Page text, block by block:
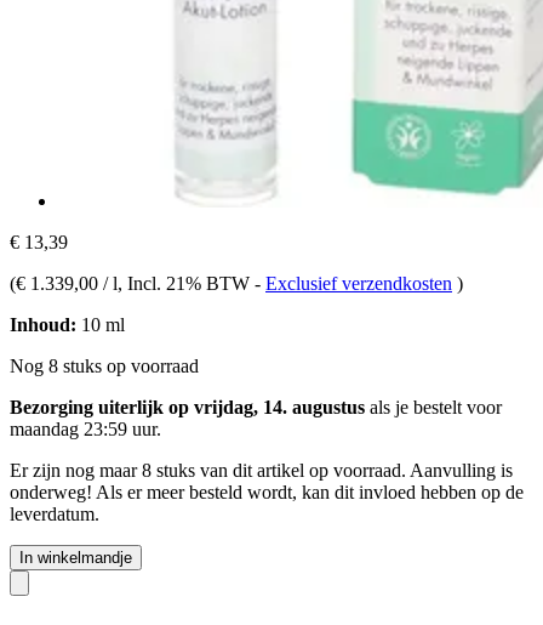
€ 13,39
(€ 1.339,00 / l, Incl. 21% BTW - Exclusief verzendkosten )
Inhoud: 10 ml
Nog 8 stuks op voorraad
Bezorging uiterlijk op vrijdag, 14. augustus als je bestelt voor
maandag 23:59 uur.
Er zijn nog maar 8 stuks van dit artikel op voorraad. Aanvulling is
onderweg! Als er meer besteld wordt, kan dit invloed hebben op de
leverdatum.
In winkelmandje